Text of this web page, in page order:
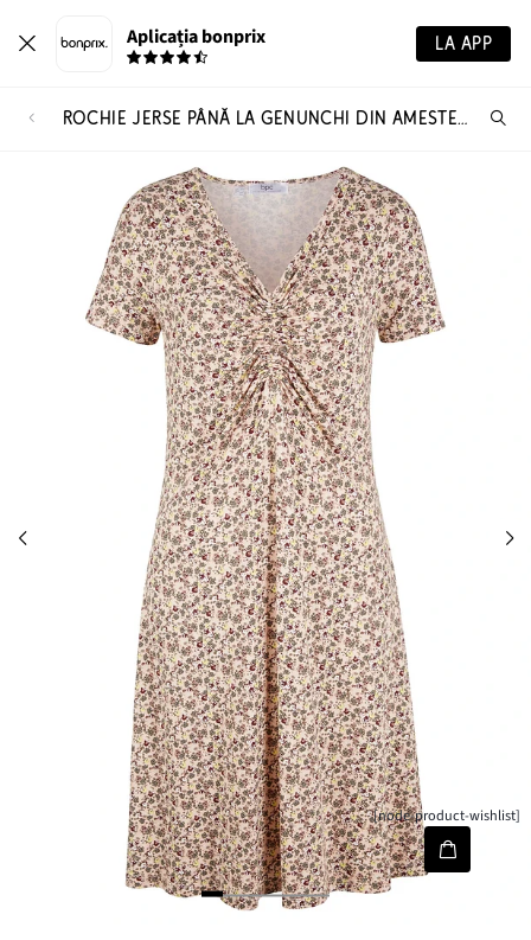
Aplicația bonprix LA APP
ROCHIE JERSE PÂNĂ LA GENUNCHI DIN AMESTEC DE VISCOZĂ
[node-product-wishlist]